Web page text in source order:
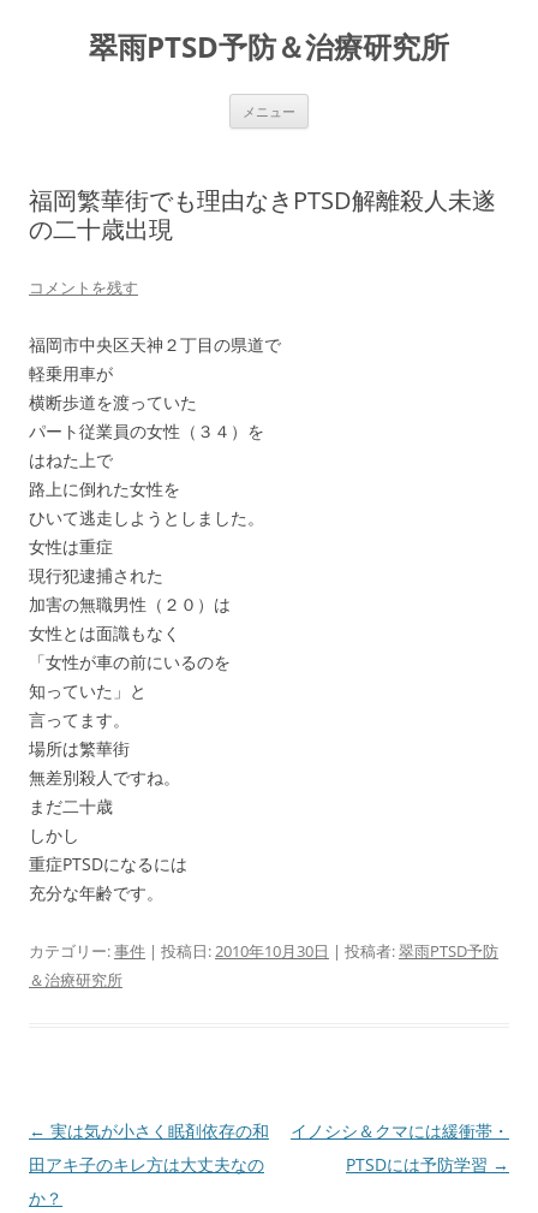
翠雨PTSD予防＆治療研究所
メニュー
福岡繁華街でも理由なきPTSD解離殺人未遂
の二十歳出現
コメントを残す
福岡市中央区天神２丁目の県道で
軽乗用車が
横断歩道を渡っていた
パート従業員の女性（３４）を
はねた上で
路上に倒れた女性を
ひいて逃走しようとしました。
女性は重症
現行犯逮捕された
加害の無職男性（２０）は
女性とは面識もなく
「女性が車の前にいるのを
知っていた」と
言ってます。
場所は繁華街
無差別殺人ですね。
まだ二十歳
しかし
重症PTSDになるには
充分な年齢です。
カテゴリー:事件 | 投稿日:2010年10月30日 | 投稿者:翠雨PTSD予防
＆治療研究所
投
稿
ナ
← 実は気が小さく眠剤依存の和
田アキ子のキレ方は大丈夫なの
か？
イノシシ＆クマには緩衝帯・
PTSDには予防学習 →